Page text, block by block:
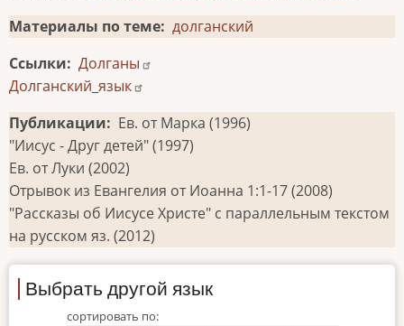
Материалы по теме долганский
Ссылки
Долганы
Долганский_язык
Публикации
Ев. от Марка (1996)
"Иисус - Друг детей" (1997)
Ев. от Луки (2002)
Отрывок из Евангелия от Иоанна 1:1-17 (2008)
"Рассказы об Иисусе Христе" с параллельным текстом
на русском яз. (2012)
Выбрать другой язык
сортировать по: